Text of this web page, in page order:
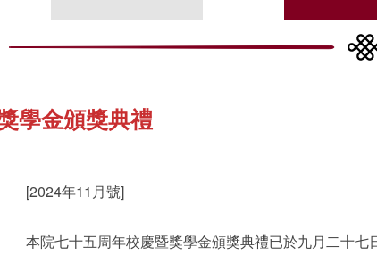
學金頒獎典禮
[2024年11月號]
本院七十五周年校慶暨獎學金頒獎典禮已於九月二十七